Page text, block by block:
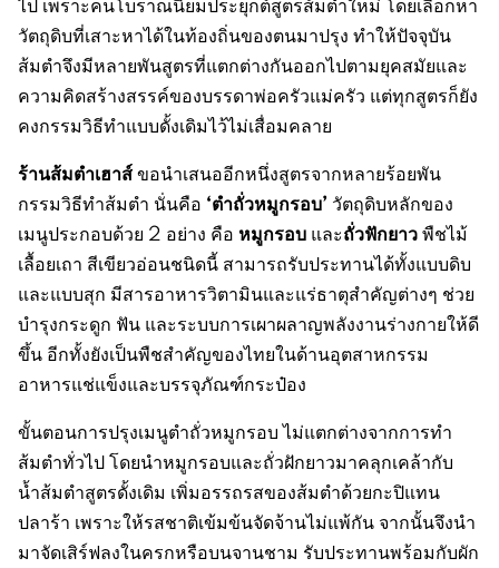
ไป เพราะคนโบราณนิยมประยุกต์สูตรส้มตำใหม่ โดยเลือกหา
วัตถุดิบที่เสาะหาได้ในท้องถิ่นของตนมาปรุง ทำให้ปัจจุบัน
ส้มตำจึงมีหลายพันสูตรที่แตกต่างกันออกไปตามยุคสมัยและ
ความคิดสร้างสรรค์ของบรรดาพ่อครัวแม่ครัว แต่ทุกสูตรก็ยัง
คงกรรมวิธีทำแบบดั้งเดิมไว้ไม่เสื่อมคลาย
ร้านส้มตำเฮาส์ขอนำเสนออีกหนึ่งสูตรจากหลายร้อยพัน
กรรมวิธีทำส้มตำ นั่นคือ ‘ตำถั่วหมูกรอบ’ วัตถุดิบหลักของ
เมนูประกอบด้วย 2 อย่าง คือ หมูกรอบ และถั่วฟักยาวพืชไม้
เลื้อยเถา สีเขียวอ่อนชนิดนี้ สามารถรับประทานได้ทั้งแบบดิบ
และแบบสุก มีสารอาหารวิตามินและแร่ธาตุสำคัญต่างๆ ช่วย
บำรุงกระดูก ฟัน และระบบการเผาผลาญพลังงานร่างกายให้ดี
ขึ้น อีกทั้งยังเป็นพืชสำคัญของไทยในด้านอุตสาหกรรม
อาหารแช่แข็งและบรรจุภัณฑ์กระป๋อง
ขั้นตอนการปรุงเมนูตำถั่วหมูกรอบ ไม่แตกต่างจากการทำ
ส้มตำทั่วไป โดยนำหมูกรอบและถั่วฝักยาวมาคลุกเคล้ากับ
น้ำส้มตำสูตรดั้งเดิม เพิ่มอรรถรสของส้มตำด้วยกะปิแทน
ปลาร้า เพราะให้รสชาติเข้มข้นจัดจ้านไม่แพ้กัน จากนั้นจึงนำ
มาจัดเสิร์ฟลงในครกหรือบนจานชาม รับประทานพร้อมกับผัก